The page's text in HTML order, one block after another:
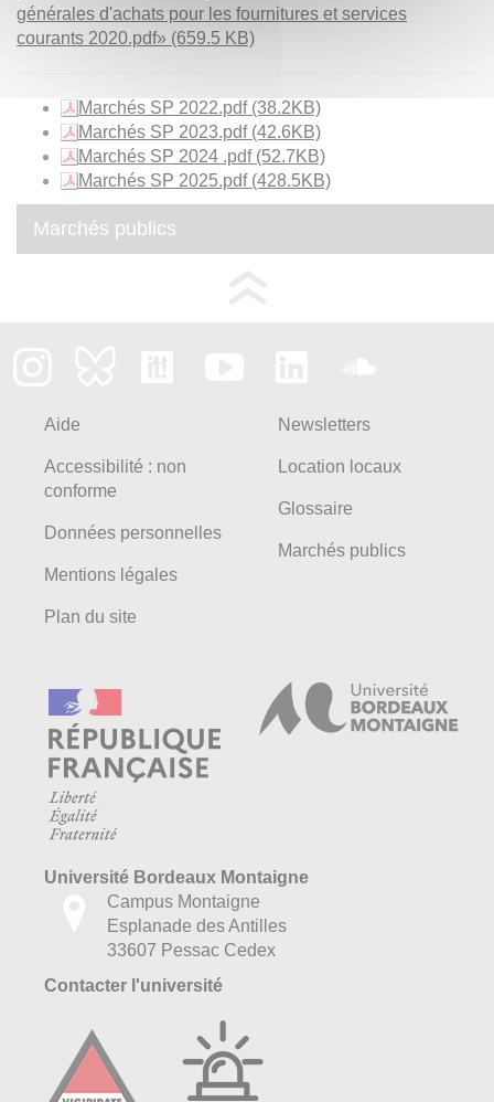
générales d'achats pour les fournitures et services
courants 2020.pdf» (659.5 KB)
Marchés SP 2022.pdf(38.2KB)
Marchés SP 2023.pdf(42.6KB)
Marchés SP 2024 .pdf(52.7KB)
Marchés SP 2025.pdf(428.5KB)
Marchés publics
Aide
Accessibilité : non
conforme
Données personnelles
Mentions légales
Plan du site
Newsletters
Location locaux
Glossaire
Marchés publics
Université Bordeaux Montaigne
Campus Montaigne
Esplanade des Antilles
33607 Pessac Cedex
Contacter l'université